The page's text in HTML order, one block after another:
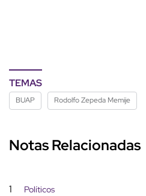
TEMAS
BUAP Rodolfo Zepeda Memije
Notas Relacionadas
1 Políticos